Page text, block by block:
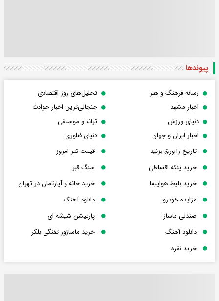
پیوندها
رسانه فرهنگ و هنر
تحلیل‌های روز اقتصادی
اخبار مشهد
جنجالی‌ترین اخبار حوادث
دنیای ورزش
ترانه و موسیقی
اخبار ایران و جهان
دنیای فناوری
تاریخ را ورق بزنید
قیمت تتر امروز
خرید پنکه اقساطی
سنگ قبر
خرید بلیط هواپیما
خرید خانه و آپارتمان در تهران
مزایده خودرو
دانلود آهنگ
صندلی ماساژ
پارتیشن شیشه ای
دانلود آهنگ
خرید ماساژور تفنگی بلکر
خرید نقره